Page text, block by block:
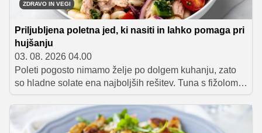
ZDRAVO IN VEGI
Priljubljena poletna jed, ki nasiti in lahko pomaga pri
hujšanju
03. 08. 2026 04.00
Poleti pogosto nimamo želje po dolgem kuhanju, zato
so hladne solate ena najboljših rešitev. Tuna s fižolom
zaradi kombinacije kakovostnih beljakovin, prehranskih
vlaknin in obilice zelenjave predstavlja preprost in
uravnotežen obrok, ki lahko prispeva k daljšemu